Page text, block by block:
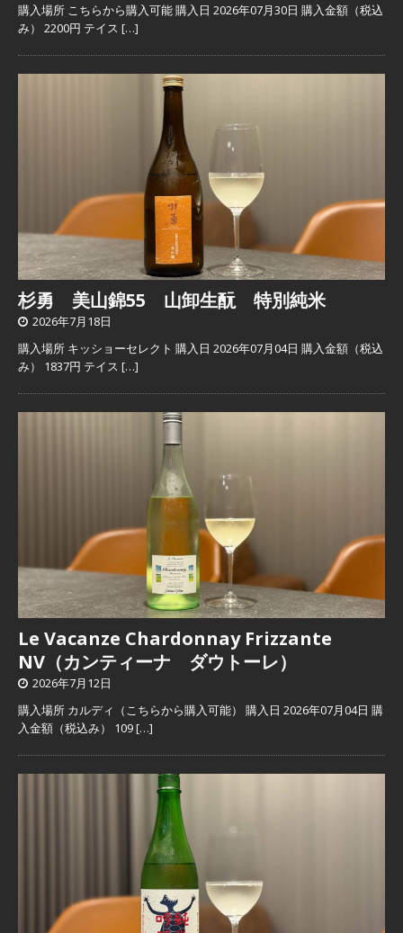
購入場所 こちらから購入可能 購入日 2026年07月30日 購入金額（税込
み） 2200円 テイス […]
杉勇 美山錦55 山卸生酛 特別純米
2026年7月18日
購入場所 キッショーセレクト 購入日 2026年07月04日 購入金額（税込
み） 1837円 テイス […]
Le Vacanze Chardonnay Frizzante
NV（カンティーナ ダウトーレ）
2026年7月12日
購入場所 カルディ（こちらから購入可能） 購入日 2026年07月04日 購
入金額（税込み） 109[…]